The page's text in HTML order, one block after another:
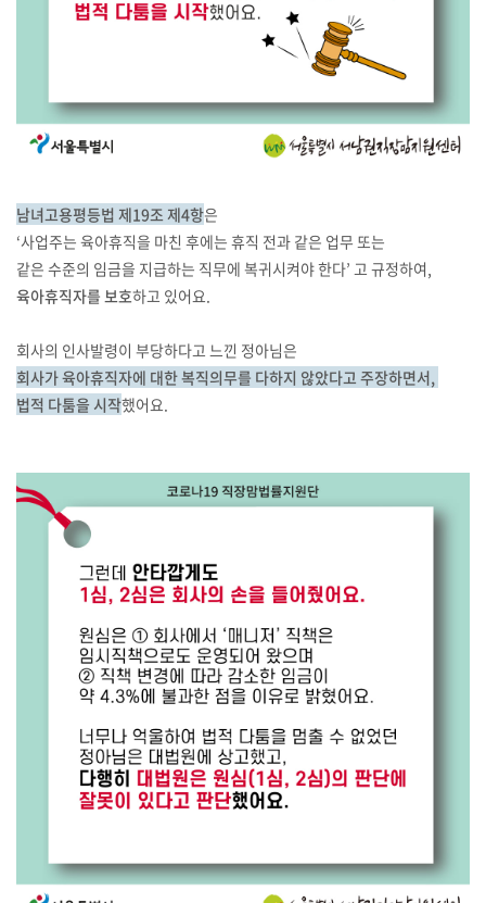
남녀고용평등법 제19조 제4항은
‘사업주는 육아휴직을 마친 후에는 휴직 전과 같은 업무 또는
같은 수준의 임금을 지급하는 직무에 복귀시켜야 한다’ 고 규정하여,
육아휴직자를 보호하고 있어요.
회사의 인사발령이 부당하다고 느낀 정아님은
회사가 육아휴직자에 대한 복직의무를 다하지 않았다고 주장하면서,
법적 다툼을 시작했어요.